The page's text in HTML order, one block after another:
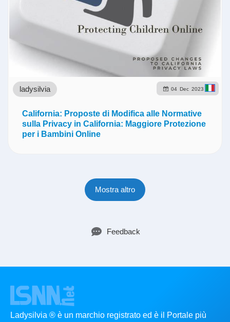
04 Dec 2023
ladysilvia
California: Proposte di Modifica alle Normative
sulla Privacy in California: Maggiore Protezione
per i Bambini Online
Mostra altro
Feedback
Ladysilvia ® è un marchio registrato ed è il Portale più